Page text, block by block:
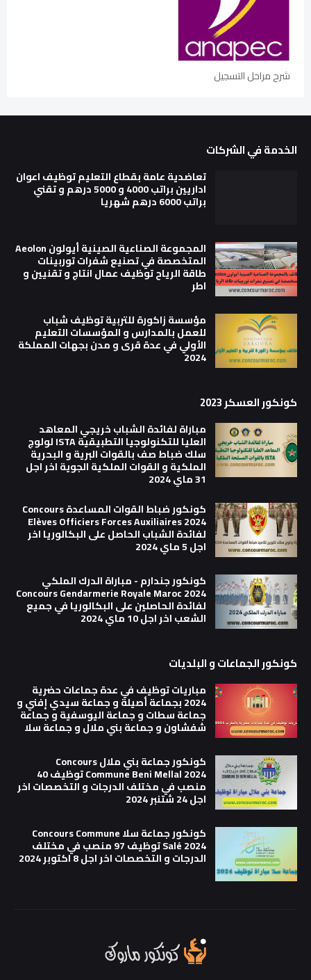
شرح مراحل التسجيل
الخدمة في الشركات
تعاضدية عامة بقطاع التعليم توظيف اعوان
اداريين براتب 4000 و 5000 درهم و تقني
براتب 6000 درهم شهريا
المجموعة الصناعية الصينية أيولون Aeolon
المتخصصة في تصنيع شفرات توربينات
طاقة الرياح توظيف عمال انتاج و تقنيين و
اطر
مؤسسة زاكورة للتربية توظيف شباب
للعمل بالمدارس و المؤسسات التعليم
الأولي في عدة قرى و مدن بجهات المملكة
2024
كونكور العسكر 2023
مباراة لفائدة الشباب خريجي المعاهد
العليا للتكنولوجيا التطبيقية ISTA لولوج
سلك ضباط صف بالقوات البرية و البحرية
الملكية و القوات الملكية الجوية اخر اجل
31 ماي 2024
كونكور ضباط القوات المساعدة Concours
Elèves Officiers Forces Auxiliaires 2024
لفائدة الشباب الحاصل على البكالوريا اخر
اجل 5 ماي 2024
كونكور جندارم - مباراة الدرك الملكي
Concours Gendarmerie Royale Maroc 2024
لفائدة الحاصلين على البكالوريا في جميع
الشعب اخر اجل 10 ماي 2024
كونكور الجماعات و البلديات
مباريات توظيف في عدة جماعات حضرية
2024 بجماعة أصيلة و جماعة سيدي إفني و
جماعة سطات و جماعة اليوسفية و جماعة
شفشاون و جماعة بني ملال و جماعة سلا
كونكور جماعة بني ملال Concours
Commune Beni Mellal 2024 توظيف 40
منصب في مختلف الدرجات و التخصصات اخر
اجل 24 شتنبر 2024
كونكور جماعة سلا Concours Commune
Salé 2024 توظيف 97 منصب في مختلف
الدرجات و التخصصات اخر اجل 8 اكتوبر 2024